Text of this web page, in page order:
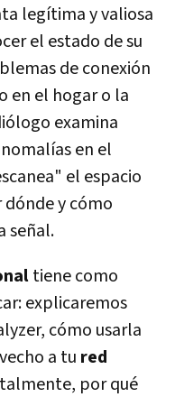
legítima y valiosa
el estado de su
de conexión
en el hogar o la
examina
en el
el espacio
y cómo
señal.
tiene como
explicaremos
cómo usarla
a tu red
por qué